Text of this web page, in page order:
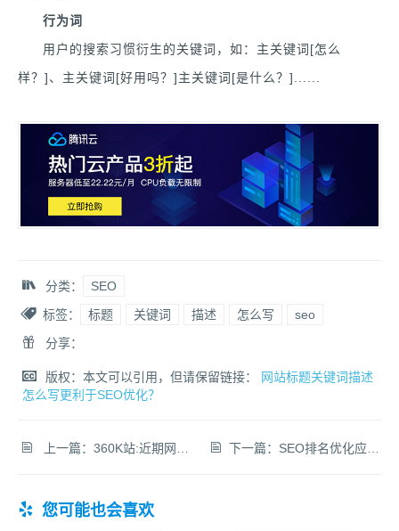
行为词
用户的搜索习惯衍生的关键词，如：主关键词[怎么
样？]、主关键词[好用吗？]主关键词[是什么？]......
分类：
SEO
标签：
标题 关键词 描述 怎么写
seo
分享：
版权：本文可以引用，但请保留链接：
网站标题关键词描述
怎么写更利于SEO优化？
上一篇： 360K站:近期网站被K在好搜(360搜索)收录被降为0，网站被360K恢复方法 下一篇： SEO排名优化应该怎么选择域名、主机与建站程序？
您可能也会喜欢